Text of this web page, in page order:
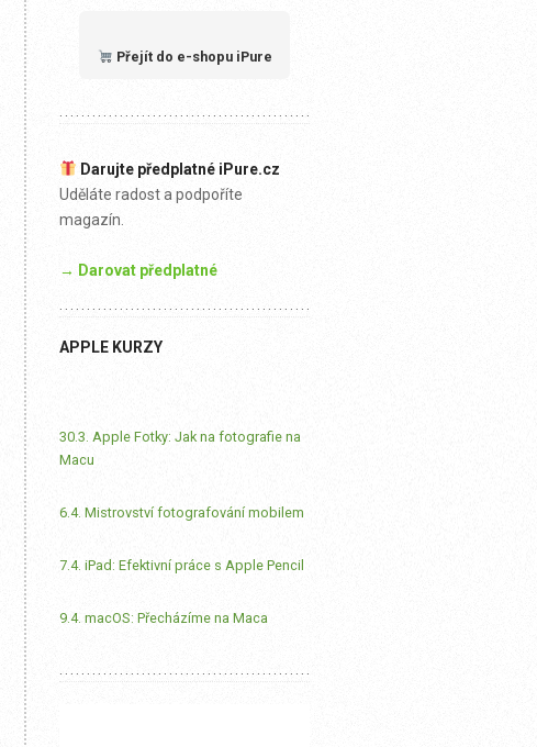
Přejít do e-shopu iPure
Darujte předplatné iPure.cz
Uděláte radost a podpoříte
magazín.
→ Darovat předplatné
APPLE KURZY
30.3. Apple Fotky: Jak na fotografie na
Macu
6.4. Mistrovství fotografování mobilem
7.4. iPad: Efektivní práce s Apple Pencil
9.4. macOS: Přecházíme na Maca